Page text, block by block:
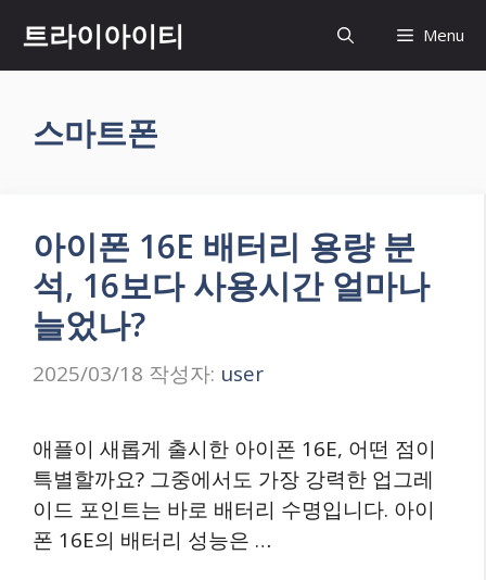
츠
트라이아이티 Menu
스마트폰
아이폰 16E 배터리 용량 분
석, 16보다 사용시간 얼마나
늘었나?
2025/03/18 작성자: user
애플이 새롭게 출시한 아이폰 16E, 어떤 점이
특별할까요? 그중에서도 가장 강력한 업그레
이드 포인트는 바로 배터리 수명입니다. 아이
폰 16E의 배터리 성능은 …